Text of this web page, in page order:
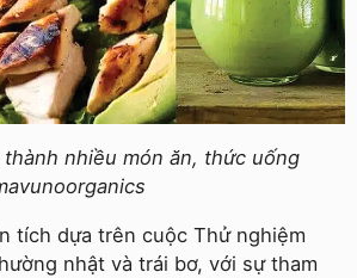
nhiều món ăn, thức uống
tích dựa trên cuộc Thử nghiệm
nhật và trái bơ, với sự tham